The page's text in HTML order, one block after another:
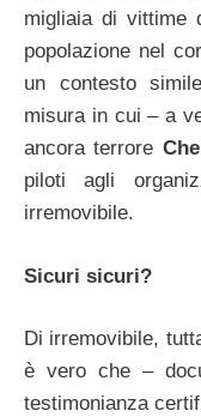
migliaia di vittime
popolazione nel
un contesto
misura in cui – a
ancora terrore
piloti agli
irremovibile.
Sicuri sicuri?
Di irremovibile,
è vero che –
testimonianza